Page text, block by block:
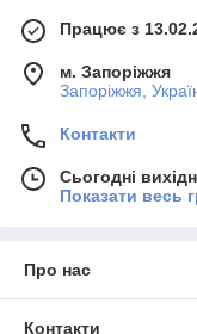
Працює з
м. Запоріжжя
Запоріжжя,
Контакти
Сьогодні
Показати весь
Про нас
Контакти